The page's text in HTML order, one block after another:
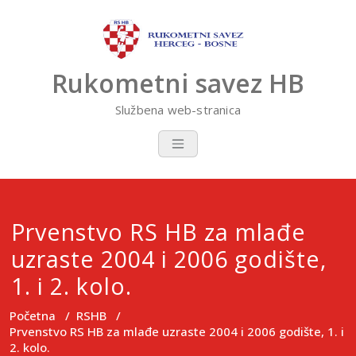
Rukometni savez HB
Službena web-stranica
Prvenstvo RS HB za mlađe
uzraste 2004 i 2006 godište,
1. i 2. kolo.
Početna / RSHB /
Prvenstvo RS HB za mlađe uzraste 2004 i 2006 godište, 1. i
2. kolo.